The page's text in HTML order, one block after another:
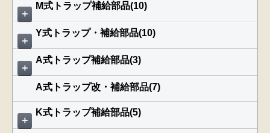
＋
M式トラップ補給部品(10)
＋
Y式トラップ・補給部品(10)
＋
A式トラップ補給部品(3)
A式トラップ改・補給部品(7)
＋
K式トラップ補給部品(5)